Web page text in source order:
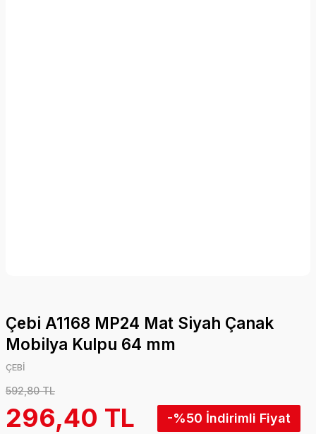
Çebi A1168 MP24 Mat Siyah Çanak
Mobilya Kulpu 64 mm
ÇEBİ
592,80 TL
296,40 TL -%50